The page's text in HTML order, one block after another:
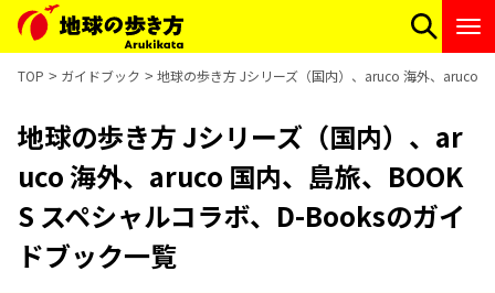
TOP ガイドブック 地球の歩き方 Jシリーズ（国内）、aruco 海外、aruco
地球の歩き方 Jシリーズ（国内）、ar
uco 海外、aruco 国内、島旅、BOOK
S スペシャルコラボ、D-Booksのガイ
ドブック一覧